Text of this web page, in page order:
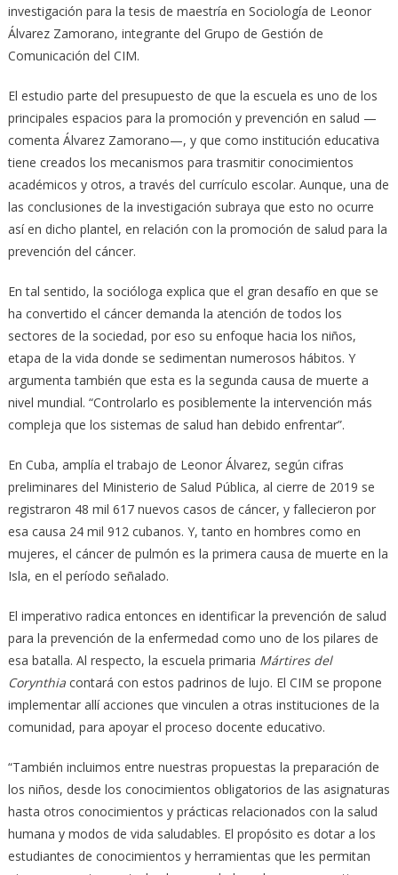
investigación para la tesis de maestría en Sociología de Leonor
Álvarez Zamorano, integrante del Grupo de Gestión de
Comunicación del CIM.
El estudio parte del presupuesto de que la escuela es uno de los
principales espacios para la promoción y prevención en salud —
comenta Álvarez Zamorano—, y que como institución educativa
tiene creados los mecanismos para trasmitir conocimientos
académicos y otros, a través del currículo escolar. Aunque, una de
las conclusiones de la investigación subraya que esto no ocurre
así en dicho plantel, en relación con la promoción de salud para la
prevención del cáncer.
En tal sentido, la socióloga explica que el gran desafío en que se
ha convertido el cáncer demanda la atención de todos los
sectores de la sociedad, por eso su enfoque hacia los niños,
etapa de la vida donde se sedimentan numerosos hábitos. Y
argumenta también que esta es la segunda causa de muerte a
nivel mundial. “Controlarlo es posiblemente la intervención más
compleja que los sistemas de salud han debido enfrentar”.
En Cuba, amplía el trabajo de Leonor Álvarez, según cifras
preliminares del Ministerio de Salud Pública, al cierre de 2019 se
registraron 48 mil 617 nuevos casos de cáncer, y fallecieron por
esa causa 24 mil 912 cubanos. Y, tanto en hombres como en
mujeres, el cáncer de pulmón es la primera causa de muerte en la
Isla, en el período señalado.
El imperativo radica entonces en identificar la prevención de salud
para la prevención de la enfermedad como uno de los pilares de
esa batalla. Al respecto, la escuela primaria Mártires del
Corynthiacontará con estos padrinos de lujo. El CIM se propone
implementar allí acciones que vinculen a otras instituciones de la
comunidad, para apoyar el proceso docente educativo.
“También incluimos entre nuestras propuestas la preparación de
los niños, desde los conocimientos obligatorios de las asignaturas
hasta otros conocimientos y prácticas relacionados con la salud
humana y modos de vida saludables. El propósito es dotar a los
estudiantes de conocimientos y herramientas que les permitan